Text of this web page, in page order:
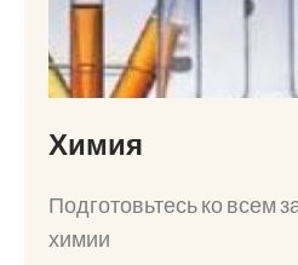
Химия
Подготовьтесь ко всем
химии